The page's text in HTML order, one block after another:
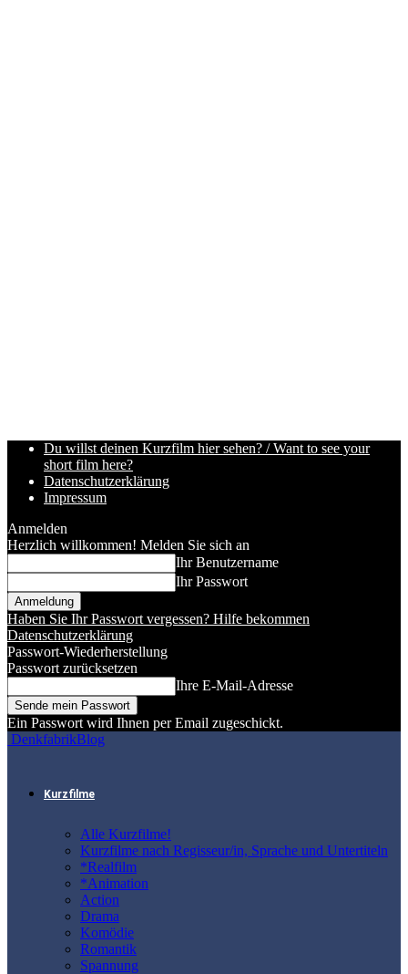
Du willst deinen Kurzfilm hier sehen? / Want to see your
short film here?
Datenschutzerklärung
Impressum
Anmelden
Herzlich willkommen! Melden Sie sich an
Ihr Benutzername
Ihr Passwort
Haben Sie Ihr Passwort vergessen? Hilfe bekommen
Datenschutzerklärung
Passwort-Wiederherstellung
Passwort zurücksetzen
Ihre E-Mail-Adresse
Ein Passwort wird Ihnen per Email zugeschickt.
DenkfabrikBlog
Kurzfilme
Alle Kurzfilme!
Kurzfilme nach Regisseur/in, Sprache und Untertiteln
*Realfilm
*Animation
Action
Drama
Komödie
Romantik
Spannung